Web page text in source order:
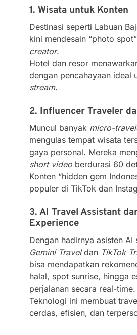
1. Wisata untuk Konten
Destinasi seperti Labuan
kini mendesain “photo
creator.
Hotel dan resor
dengan pencahayaan ideal
stream.
2. Influencer Traveler
Muncul banyak micro-
mengulas tempat wisata
gaya personal. Mereka
short videoberdurasi 60
Konten “hidden gem
populer di TikTok dan
3. AI Travel Assistant
Experience
Dengan hadirnya asisten AI
Gemini Traveldan TikTok
bisa mendapatkan
halal, spot sunrise, hingga
perjalanan secara real-time.
Teknologi ini membuat
cerdas, efisien, dan